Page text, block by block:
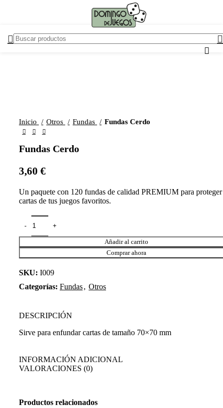
Inicio Otros Fundas Fundas Cerdo
Fundas Cerdo
3,60 €
Un paquete con 120 fundas de calidad PREMIUM para proteger
cartas de tus juegos favoritos.
Añadir al carrito
Comprar ahora
SKU: I009
Categorías: Fundas, Otros
DESCRIPCIÓN
Sirve para enfundar cartas de tamaño 70×70 mm
INFORMACIÓN ADICIONAL
VALORACIONES (0)
Productos relacionados